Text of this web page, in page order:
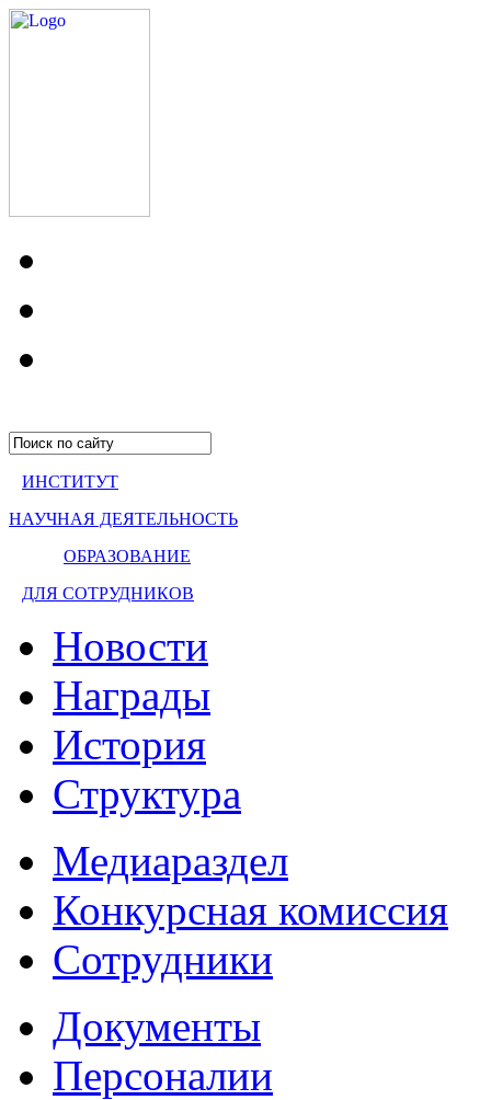
ИНСТИТУТ
НАУЧНАЯ ДЕЯТЕЛЬНОСТЬ
ОБРАЗОВАНИЕ
ДЛЯ СОТРУДНИКОВ
Новости
Награды
История
Структура
Медиараздел
Конкурсная комиссия
Сотрудники
Документы
Персоналии